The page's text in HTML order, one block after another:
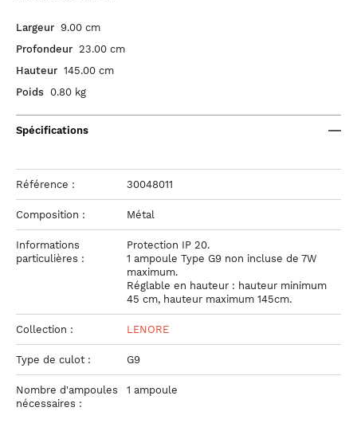
Largeur 9.00 cm
Profondeur 23.00 cm
Hauteur 145.00 cm
Poids 0.80 kg
Spécifications
Référence : 30048011
Composition : Métal
Informations
particulières :
Protection IP 20.
1 ampoule Type G9 non incluse de 7W
maximum.
Réglable en hauteur : hauteur minimum
45 cm, hauteur maximum 145cm.
Collection : LENORE
Type de culot : G9
Nombre d'ampoules
nécessaires :
1 ampoule